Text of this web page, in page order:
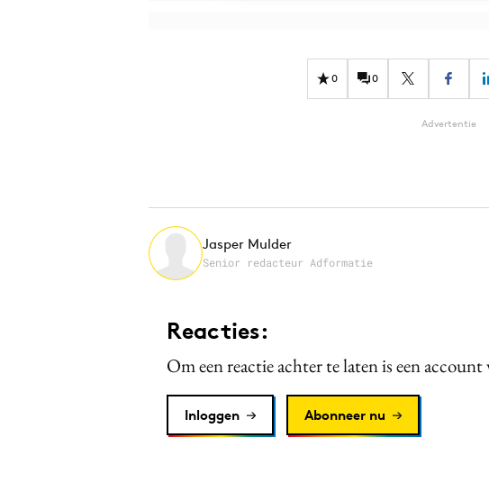
0 0
Advertentie
Jasper Mulder
Senior redacteur Adformatie
Reacties:
Om een reactie achter te laten is een account
Inloggen Abonneer nu